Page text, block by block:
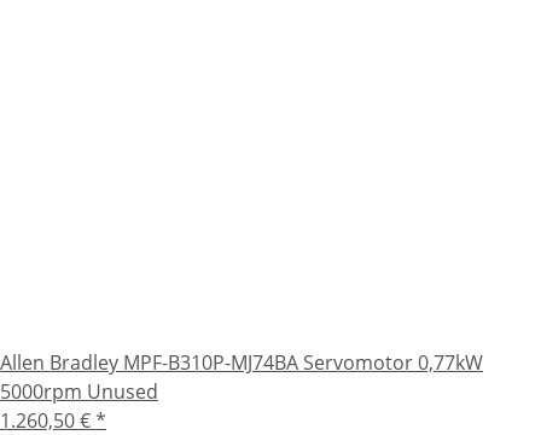
Allen Bradley MPF-B310P-MJ74BA Servomotor 0,77kW
5000rpm Unused
1.260,50 €*